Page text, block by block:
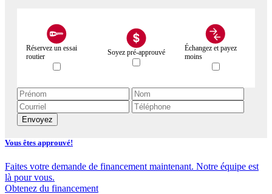
Réservez un essai
routier
Soyez pré-approuvé
Échangez et payez
moins
Envoyez
Vous êtes approuvé!
Faites votre demande de financement maintenant. Notre équipe est
là pour vous.
Obtenez du financement